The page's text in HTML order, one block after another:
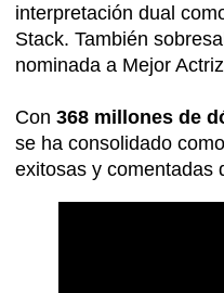
interpretación dual
Stack. También
nominada a Mejor
Con 368 millones de
se ha consolidado
exitosas y comentadas